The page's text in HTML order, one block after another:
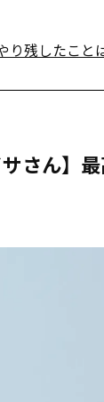
り残したこと
さん】